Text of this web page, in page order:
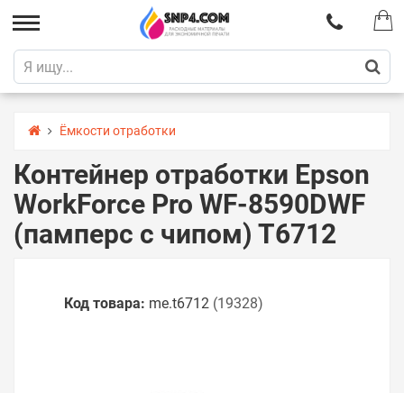
Ёмкости отработки
Контейнер отработки Epson
WorkForce Pro WF-8590DWF
(памперс с чипом) T6712
Код товара: me.t6712 (19328)